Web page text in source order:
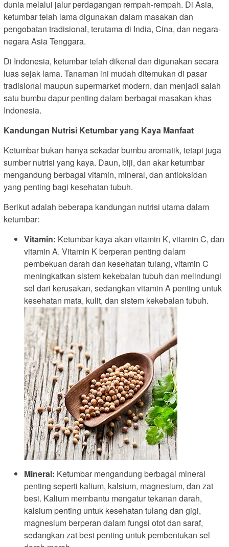
dunia melalui jalur perdagangan rempah-rempah. Di Asia,
ketumbar telah lama digunakan dalam masakan dan
pengobatan tradisional, terutama di India, Cina, dan negara-
negara Asia Tenggara.
Di Indonesia, ketumbar telah dikenal dan digunakan secara
luas sejak lama. Tanaman ini mudah ditemukan di pasar
tradisional maupun supermarket modern, dan menjadi salah
satu bumbu dapur penting dalam berbagai masakan khas
Indonesia.
Kandungan Nutrisi Ketumbar yang Kaya Manfaat
Ketumbar bukan hanya sekadar bumbu aromatik, tetapi juga
sumber nutrisi yang kaya. Daun, biji, dan akar ketumbar
mengandung berbagai vitamin, mineral, dan antioksidan
yang penting bagi kesehatan tubuh.
Berikut adalah beberapa kandungan nutrisi utama dalam
ketumbar:
Vitamin: Ketumbar kaya akan vitamin K, vitamin C, dan
vitamin A. Vitamin K berperan penting dalam
pembekuan darah dan kesehatan tulang, vitamin C
meningkatkan sistem kekebalan tubuh dan melindungi
sel dari kerusakan, sedangkan vitamin A penting untuk
kesehatan mata, kulit, dan sistem kekebalan tubuh.
Mineral: Ketumbar mengandung berbagai mineral
penting seperti kalium, kalsium, magnesium, dan zat
besi. Kalium membantu mengatur tekanan darah,
kalsium penting untuk kesehatan tulang dan gigi,
magnesium berperan dalam fungsi otot dan saraf,
sedangkan zat besi penting untuk pembentukan sel